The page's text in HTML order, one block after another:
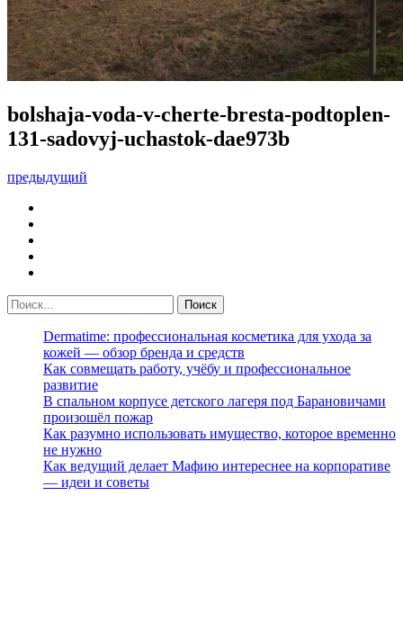
bolshaja-voda-v-cherte-bresta-podtoplen-
131-sadovyj-uchastok-dae973b
предыдущий
Dermatime: профессиональная косметика для ухода за
кожей — обзор бренда и средств
Как совмещать работу, учёбу и профессиональное
развитие
В спальном корпусе детского лагеря под Барановичами
произошёл пожар
Как разумно использовать имущество, которое временно
не нужно
Как ведущий делает Мафию интереснее на корпоративе
— идеи и советы